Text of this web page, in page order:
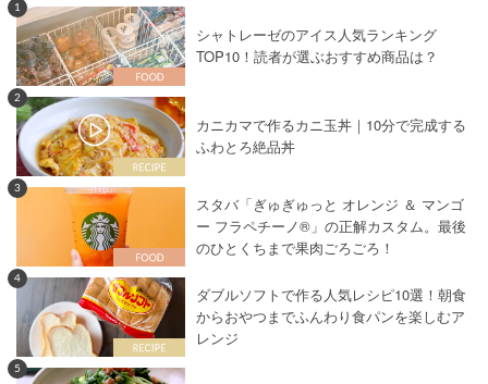
1
シャトレーゼのアイス人気ランキング
TOP10！読者が選ぶおすすめ商品は？
2
カニカマで作るカニ玉丼｜10分で完成する
ふわとろ絶品丼
3
スタバ「ぎゅぎゅっと オレンジ ＆ マンゴ
ー フラペチーノ®」の正解カスタム。最後
のひとくちまで果肉ごろごろ！
4
ダブルソフトで作る人気レシピ10選！朝食
からおやつまでふんわり食パンを楽しむア
レンジ
5